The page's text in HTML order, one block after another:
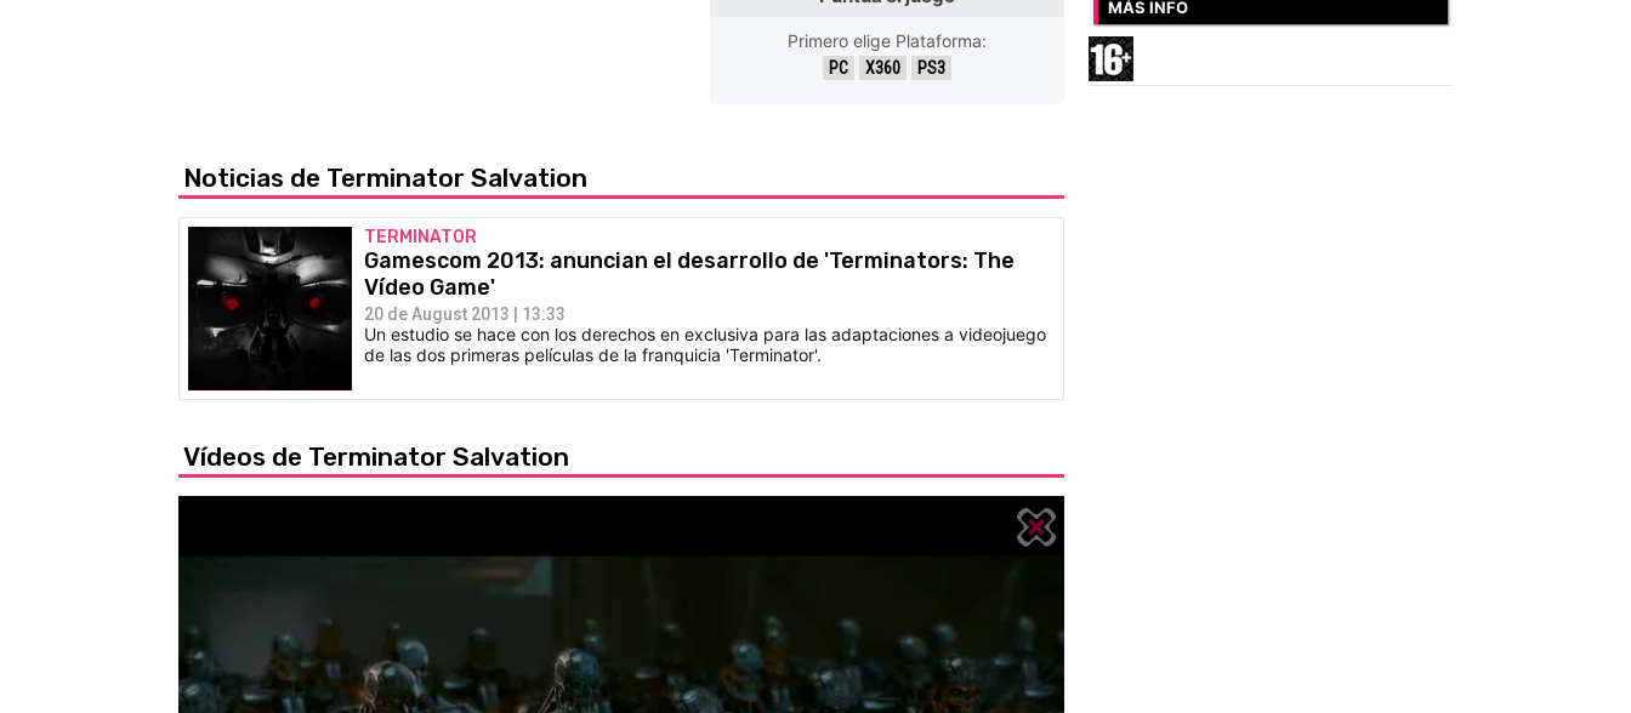
Primero elige Plataforma:
PC X360 PS3
Noticias de Terminator Salvation
TERMINATOR
Gamescom 2013: anuncian el desarrollo de 'Terminators: The
Vídeo Game'
20 de August 2013 | 13:33
Un estudio se hace con los derechos en exclusiva para las adaptaciones a videojuego
de las dos primeras películas de la franquicia 'Terminator'.
Vídeos de Terminator Salvation
MÁS INFO